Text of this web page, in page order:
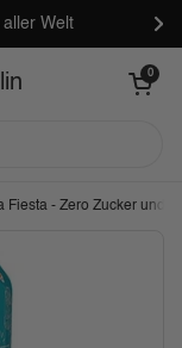
Welt
Warenkorb
0
Fiesta - Zero Zucker und